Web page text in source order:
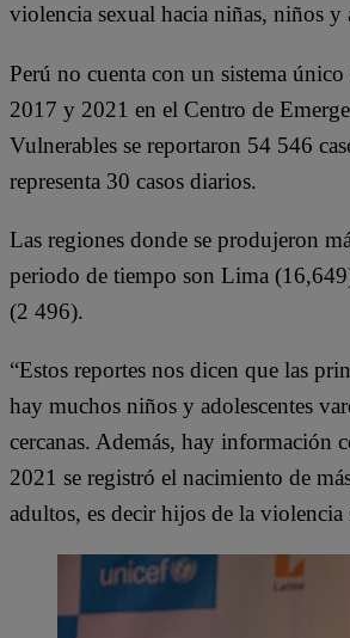
violencia sexual hacia niñas, niños y
Perú no cuenta con un sistema
2017 y 2021 en el Centro de
Vulnerables se reportaron 54 546
representa 30 casos diarios.
Las regiones donde se produjeron
periodo de tiempo son Lima
(2 496).
“Estos reportes nos dicen que las
hay muchos niños y adolescentes
cercanas. Además, hay información
2021 se registró el nacimiento de
adultos, es decir hijos de la violencia